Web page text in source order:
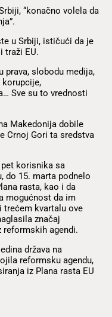
“konačno volela da
u Srbiji, ističući da je
traži EU.
prava, slobodu medija,
korupcije,
Sve su to vrednosti
Makedonija dobile
Crnoj Gori ta sredstva
korisnika sa
do 15. marta podnelo
rasta, kao i da
mogućnost da im
trećem kvartalu ove
značaj
reformskih agendi.
država na
reformsku agendu,
iz Plana rasta EU